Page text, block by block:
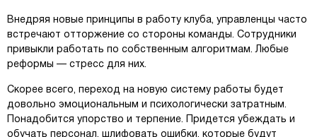
Внедряя новые принципы в работу клуба, управленцы часто
встречают отторжение со стороны команды. Сотрудники
привыкли работать по собственным алгоритмам. Любые
реформы — стресс для них.
Скорее всего, переход на новую систему работы будет
довольно эмоциональным и психологически затратным.
Понадобится упорство и терпение. Придется убеждать и
обучать персонал, шлифовать ошибки, которые будут